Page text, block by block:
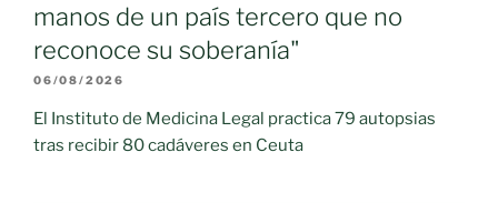
manos de un país tercero que no
reconoce su soberanía"
06/08/2026
El Instituto de Medicina Legal practica 79 autopsias
tras recibir 80 cadáveres en Ceuta